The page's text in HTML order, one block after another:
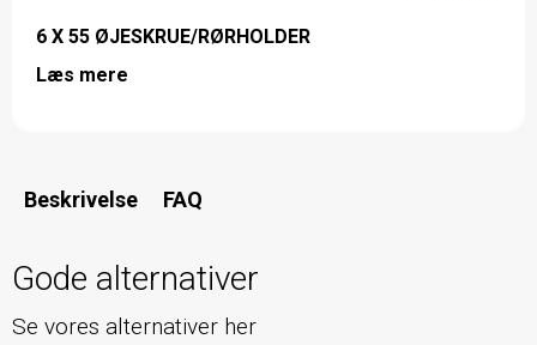
6 X 55 ØJESKRUE/RØRHOLDER
Læs mere
Beskrivelse FAQ
Gode alternativer
Se vores alternativer her